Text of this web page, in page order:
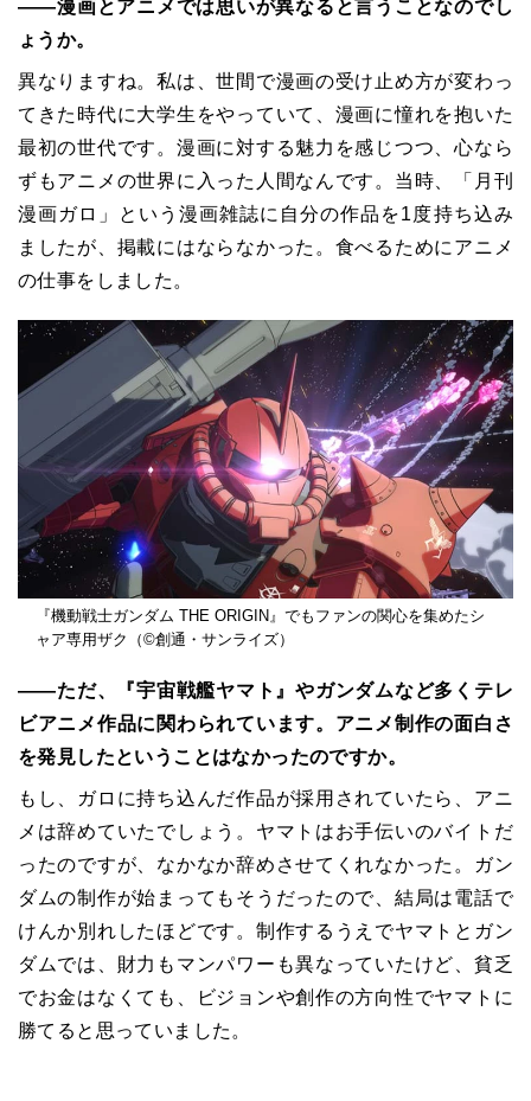
――漫画とアニメでは思いが異なると言うことなのでし
ょうか。
異なりますね。私は、世間で漫画の受け止め方が変わっ
てきた時代に大学生をやっていて、漫画に憧れを抱いた
最初の世代です。漫画に対する魅力を感じつつ、心なら
ずもアニメの世界に入った人間なんです。当時、「月刊
漫画ガロ」という漫画雑誌に自分の作品を1度持ち込み
ましたが、掲載にはならなかった。食べるためにアニメ
の仕事をしました。
『機動戦士ガンダム THE ORIGIN』でもファンの関心を集めたシ
ャア専用ザク（©創通・サンライズ）
――ただ、『宇宙戦艦ヤマト』やガンダムなど多くテレ
ビアニメ作品に関わられています。アニメ制作の面白さ
を発見したということはなかったのですか。
もし、ガロに持ち込んだ作品が採用されていたら、アニ
メは辞めていたでしょう。ヤマトはお手伝いのバイトだ
ったのですが、なかなか辞めさせてくれなかった。ガン
ダムの制作が始まってもそうだったので、結局は電話で
けんか別れしたほどです。制作するうえでヤマトとガン
ダムでは、財力もマンパワーも異なっていたけど、貧乏
でお金はなくても、ビジョンや創作の方向性でヤマトに
勝てると思っていました。